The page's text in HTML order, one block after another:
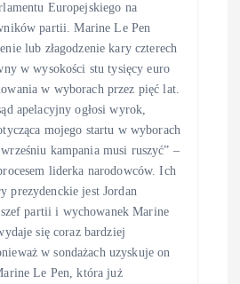
Europejskiego na
partii. Marine Le Pen
lub złagodzenie kary czterech
w wysokości stu tysięcy euro
w wyborach przez pięć lat.
apelacyjny ogłosi wyrok,
mojego startu w wyborach
kampania musi ruszyć” –
liderka narodowców. Ich
prezydenckie jest Jordan
partii i wychowanek Marine
się coraz bardziej
w sondażach uzyskuje on
Le Pen, która już